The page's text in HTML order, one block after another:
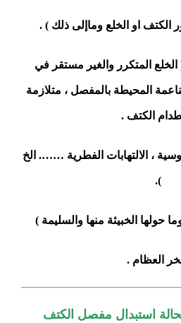
او الخلع وماإلى ذلك ) .
الخلع المتكرر والغير مستقر في
المحيطة بالمفصل ، متلازمة
الكتف .
، الالتهابات الفطرية ……. الخ
).
حولها الخبيثة منها والسليمة )
العظام .
استبدال مفصل الكتف